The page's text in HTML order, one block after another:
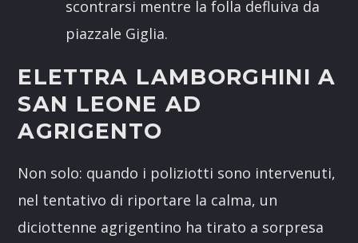
scontrarsi mentre la folla defluiva da
piazzale Giglia.
ELETTRA LAMBORGHINI A
SAN LEONE AD
AGRIGENTO
Non solo: quando i poliziotti sono intervenuti,
nel tentativo di riportare la calma, un
diciottenne agrigentino ha tirato a sorpresa